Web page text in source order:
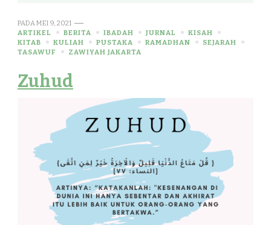
PADA MEI 9, 2021
ARTIKEL
BERITA IBADAH JURNAL
KISAH
KITAB
KULIAH PUSTAKA RAMADHAN
SEJARAH
TASAWUF
ZAWIYAH JAKARTA
Zuhud